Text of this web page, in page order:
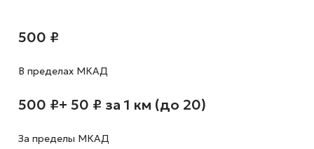
500 ₽
В пределах МКАД
500 ₽+ 50 ₽ за 1 км (до 20)
За пределы МКАД